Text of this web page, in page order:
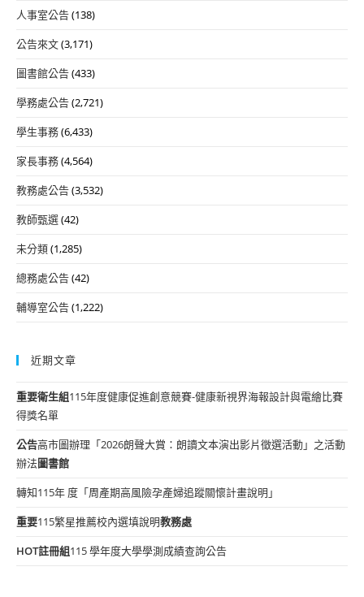
人事室公告(138)
公告來文(3,171)
圖書館公告(433)
學務處公告(2,721)
學生事務(6,433)
家長事務(4,564)
教務處公告(3,532)
教師甄選(42)
未分類(1,285)
總務處公告(42)
輔導室公告(1,222)
近期文章
重要衛生組115年度健康促進創意競賽-健康新視界海報設計與電繪比賽
得獎名單
公告高市圖辦理「2026朗聲大賞：朗讀文本演出影片徵選活動」之活動
辦法圖書館
轉知115年 度「周產期高風險孕產婦追蹤關懷計畫說明」
重要115繁星推薦校內選填說明教務處
HOT註冊組115 學年度大學學測成績查詢公告